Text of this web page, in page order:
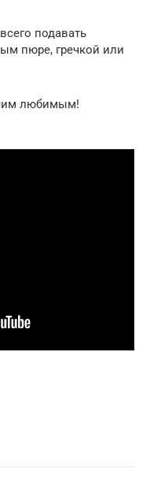
подавать
пюре, гречкой или
любимым!